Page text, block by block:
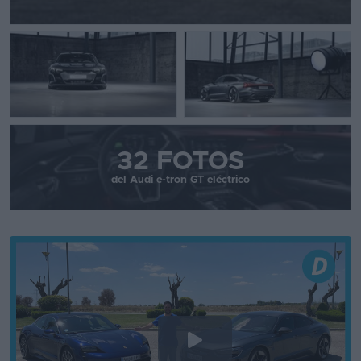
32 FOTOS
del Audi e-tron GT eléctrico